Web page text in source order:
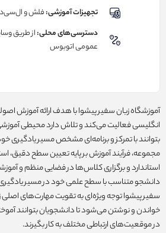
تجهیزات آموزشی:فلش و
دسترسی‌های محلی:از طریق
عمومی اتوبوس
آموزشگاه زبان سفیر پیشوا با هدف ارائه آموزش
انگلیسی فعالیت می‌کند و تلاش دارد محیطی
بتوانند با تمرکز و برنامه‌ای مشخص مسیر یادگیری
مجموعه، فرآیند آموزش بر پایه تعیین سطح دقیق،
استاندارد و برگزاری کلاس‌ها در فضایی منظم و
دانشجو متناسب با سطح علمی خود در مسیر یادگیری
سفیر پیشوا توجه ویژه‌ای به تقویت مهارت‌های اصلی
خواندن و نوشتن می‌شود تا دانشجویان بتوانند
در موقعیت‌های ارتباطی مختلف به کار بگیرند.